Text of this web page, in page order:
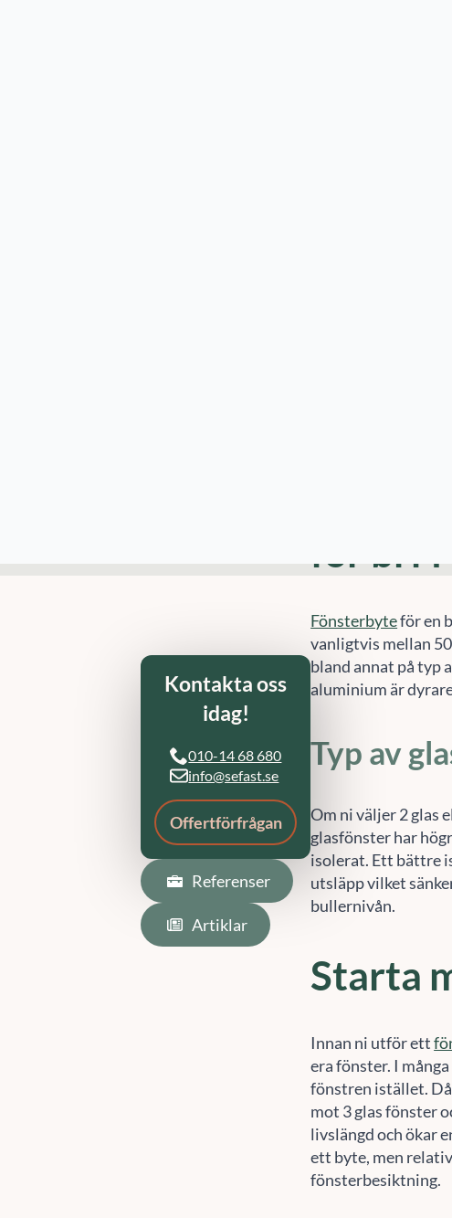
för brf i
Fönsterbyteför en
vanligtvis mellan
bland annat på typ
aluminium är
Typ av
Om ni väljer 2 glas
glasfönster har
isolerat. Ett bättre
utsläpp vilket
bullernivån.
Starta
Innan ni utför ett
era fönster. I
fönstren istället.
mot 3 glas fönster
livslängd och ökar
ett byte, men
fönsterbesiktning.